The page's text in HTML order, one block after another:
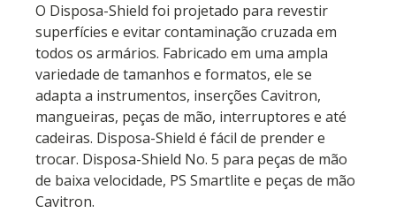
O Disposa-Shield foi projetado para revestir
superfícies e evitar contaminação cruzada em
todos os armários. Fabricado em uma ampla
variedade de tamanhos e formatos, ele se
adapta a instrumentos, inserções Cavitron,
mangueiras, peças de mão, interruptores e até
cadeiras. Disposa-Shield é fácil de prender e
trocar. Disposa-Shield No. 5 para peças de mão
de baixa velocidade, PS Smartlite e peças de mão
Cavitron.